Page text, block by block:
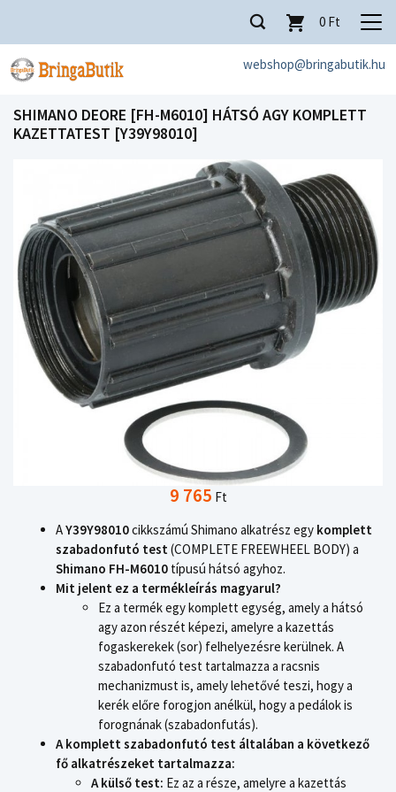
webshop@bringabutik.hu
0 Ft
SHIMANO DEORE [FH-M6010] HÁTSÓ AGY KOMPLETT
KAZETTATEST [Y39Y98010]
9 765 Ft
AY39Y98010cikkszámú Shimano alkatrész egy komplett
szabadonfutó test(COMPLETE FREEWHEEL BODY) a
Shimano FH-M6010 típusú hátsó agyhoz.
Mit jelent ez a termékleírás magyarul?
Ez a termék egy komplett egység, amely a hátsó
agy azon részét képezi, amelyre a kazettás
fogaskerekek (sor) felhelyezésre kerülnek. A
szabadonfutó test tartalmazza a racsnis
mechanizmust is, amely lehetővé teszi, hogy a
kerék előre forogjon anélkül, hogy a pedálok is
forognának (szabadonfutás).
A komplett szabadonfutó test általában a következő
fő alkatrészeket tartalmazza:
A külső test: Ez az a része, amelyre a kazettás